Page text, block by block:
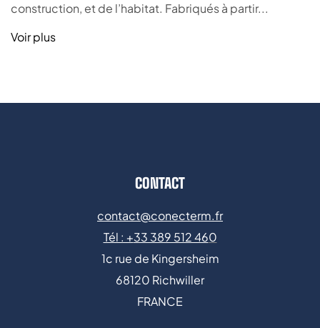
construction, et de l’habitat. Fabriqués à partir...
Voir plus
CONTACT
contact@conecterm.fr
Tél : +33 389 512 460
1c rue de Kingersheim
68120 Richwiller
FRANCE